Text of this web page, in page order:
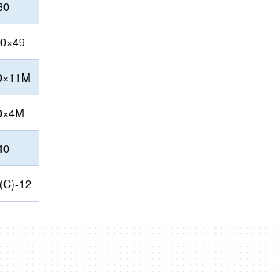
00
12